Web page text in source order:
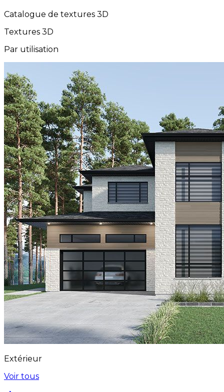
Catalogue de textures 3D
Textures 3D
Par utilisation
Extérieur
Voir tous